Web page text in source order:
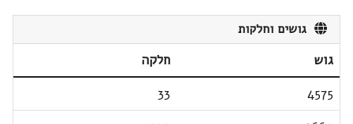
גושים וחלקות
גוש
חלקה
4575
33